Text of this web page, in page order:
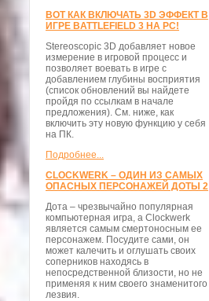
ВОТ КАК ВКЛЮЧАТЬ 3D ЭФФЕКТ В
ИГРЕ BATTLEFIELD 3 НА PC!
Stereoscopic 3D добавляет новое
измерение в игровой процесс и
позволяет воевать в игре с
добавлением глубины восприятия
(список обновлений вы найдете
пройдя по ссылкам в начале
предложения). См. ниже, как
включить эту новую функцию у себя
на ПК.
Подробнее...
CLOCKWERK – ОДИН ИЗ САМЫХ
ОПАСНЫХ ПЕРСОНАЖЕЙ ДОТЫ 2
Дота – чрезвычайно популярная
компьютерная игра, а Clockwerk
является самым смертоносным ее
персонажем. Посудите сами, он
может калечить и оглушать своих
соперников находясь в
непосредственной близости, но не
применяя к ним своего знаменитого
лезвия.